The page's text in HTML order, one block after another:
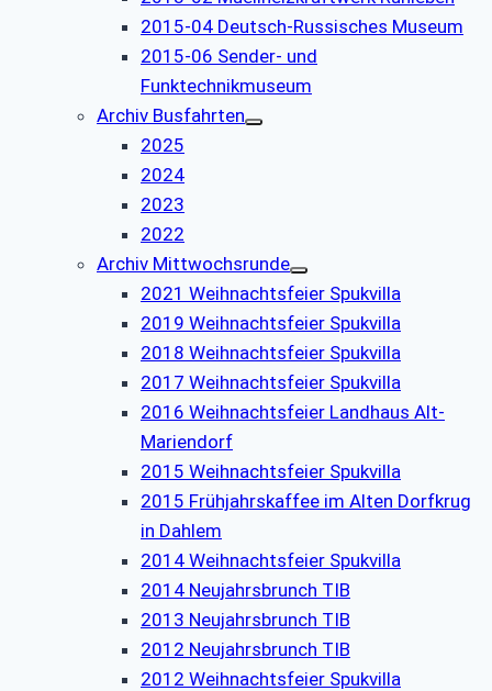
2015-04 Deutsch-Russisches Museum
2015-06 Sender- und
Funktechnikmuseum
Archiv Busfahrten
2025
2024
2023
2022
Archiv Mittwochsrunde
2021 Weihnachtsfeier Spukvilla
2019 Weihnachtsfeier Spukvilla
2018 Weihnachtsfeier Spukvilla
2017 Weihnachtsfeier Spukvilla
2016 Weihnachtsfeier Landhaus Alt-
Mariendorf
2015 Weihnachtsfeier Spukvilla
2015 Frühjahrskaffee im Alten Dorfkrug
in Dahlem
2014 Weihnachtsfeier Spukvilla
2014 Neujahrsbrunch TIB
2013 Neujahrsbrunch TIB
2012 Neujahrsbrunch TIB
2012 Weihnachtsfeier Spukvilla